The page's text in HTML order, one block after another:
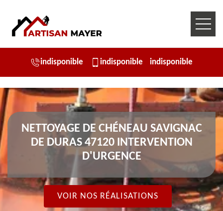
indisponible indisponible indisponible
NETTOYAGE DE CHÉNEAU SAVIGNAC
DE DURAS 47120 INTERVENTION
D'URGENCE
VOIR NOS RÉALISATIONS